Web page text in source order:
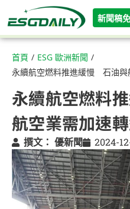
新聞稿
首頁 / ESG 歐洲新聞 /
永續航空燃料推進緩慢 石油與
永續航空燃料
航空業需加速
撰文： 優新聞 2024-